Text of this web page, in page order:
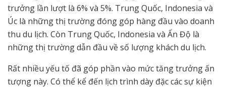
trưởng lần lượt là 6% và 5%. Trung Quốc, Indonesia và
Úc là những thị trường đóng góp hàng đầu vào doanh
thu du lịch. Còn Trung Quốc, Indonesia và Ấn Độ là
những thị trường dẫn đầu về số lượng khách du lịch.
Rất nhiều yếu tố đã góp phần vào mức tăng trưởng ấn
tượng này. Có thể kể đến lịch trình dày đặc các sự kiện